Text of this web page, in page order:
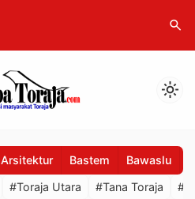
search
light_mode
Arsitektur Bastem Bawaslu
#Toraja Utara #Tana Toraja